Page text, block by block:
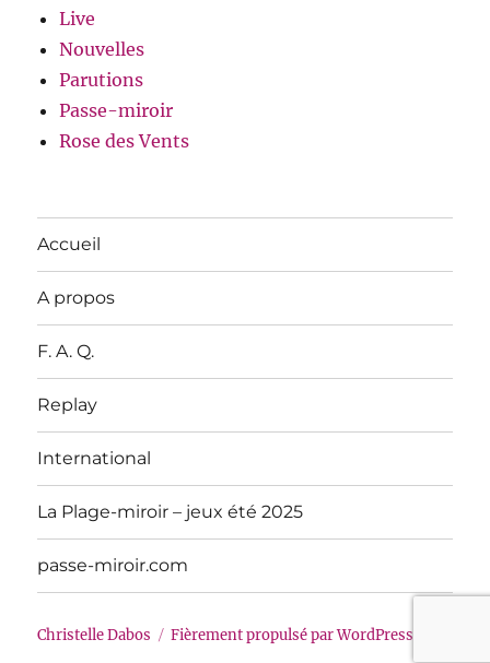
Live
Nouvelles
Parutions
Passe-miroir
Rose des Vents
Accueil
A propos
F. A. Q.
Replay
International
La Plage-miroir – jeux été 2025
passe-miroir.com
Christelle Dabos Fièrement propulsé par WordPress